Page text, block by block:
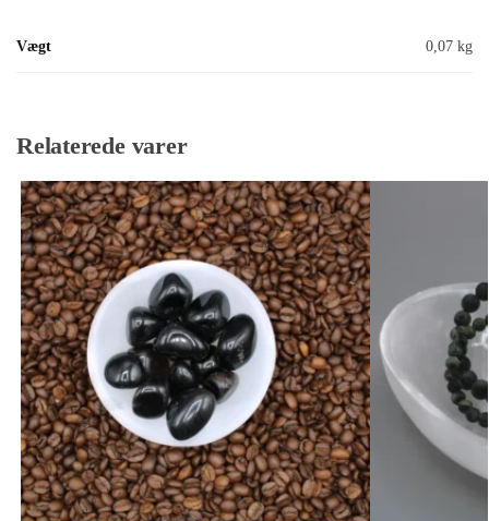
Vægt 0,07 kg
Relaterede varer